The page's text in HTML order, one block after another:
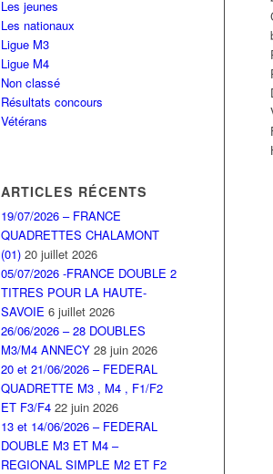
Les jeunes
Les nationaux
Ligue M3
Ligue M4
Non classé
Résultats concours
Vétérans
ARTICLES RÉCENTS
19/07/2026 – FRANCE
QUADRETTES CHALAMONT
(01) 20 juillet 2026
05/07/2026 -FRANCE DOUBLE 2
TITRES POUR LA HAUTE-
SAVOIE 6 juillet 2026
26/06/2026 – 28 DOUBLES
M3/M4 ANNECY 28 juin 2026
20 et 21/06/2026 – FEDERAL
QUADRETTE M3 , M4 , F1/F2
ET F3/F4 22 juin 2026
13 et 14/06/2026 – FEDERAL
DOUBLE M3 ET M4 –
REGIONAL SIMPLE M2 ET F2